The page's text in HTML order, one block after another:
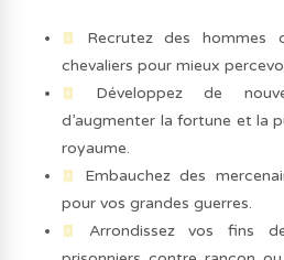
Recrutez des hommes
chevaliers pour mieux
Développez de
d’augmenter la fortune et la
royaume.
Embauchez des
pour vos grandes guerres.
Arrondissez vos fins